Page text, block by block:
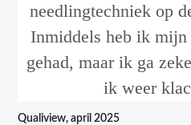
needlingtechniek op
Inmiddels heb ik mijn
gehad, maar ik ga
ik weer
Qualiview, april 2025